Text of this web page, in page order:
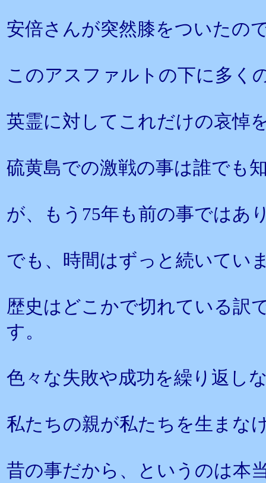
安倍さんが突然膝をついたの
このアスファルトの下に多く
英霊に対してこれだけの哀悼
硫黄島での激戦の事は誰でも
が、もう75年も前の事ではあ
でも、時間はずっと続いてい
歴史はどこかで切れている訳
す。
色々な失敗や成功を繰り返し
私たちの親が私たちを生まな
昔の事だから、というのは本